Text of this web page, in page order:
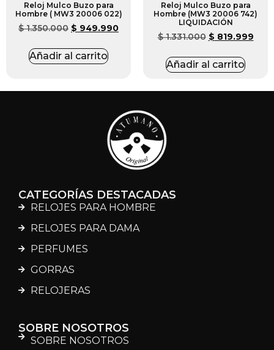
Reloj Mulco Buzo para
Hombre ( MW3 20006 022)
$1.350.000 $ 949.990
Añadir al carrito
Reloj Mulco Buzo para
Hombre (MW3 20006 742)
LIQUIDACIÓN
$1.331.000 $ 819.999
Añadir al carrito
CATEGORÍAS DESTACADAS
RELOJES PARA HOMBRE
RELOJES PARA DAMA
PERFUMES
GORRAS
RELOJERAS
SOBRE NOSOTROS
SOBRE NOSOTROS